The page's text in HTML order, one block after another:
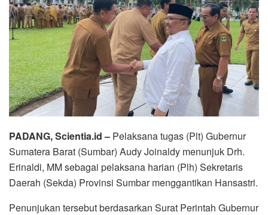
PADANG, Scientia.id – Pelaksana tugas (Plt) Gubernur
Sumatera Barat (Sumbar) Audy Joinaldy menunjuk Drh.
Erinaldi, MM sebagai pelaksana harian (Plh) Sekretaris
Daerah (Sekda) Provinsi Sumbar menggantikan Hansastri.
Penunjukan tersebut berdasarkan Surat Perintah Gubernur